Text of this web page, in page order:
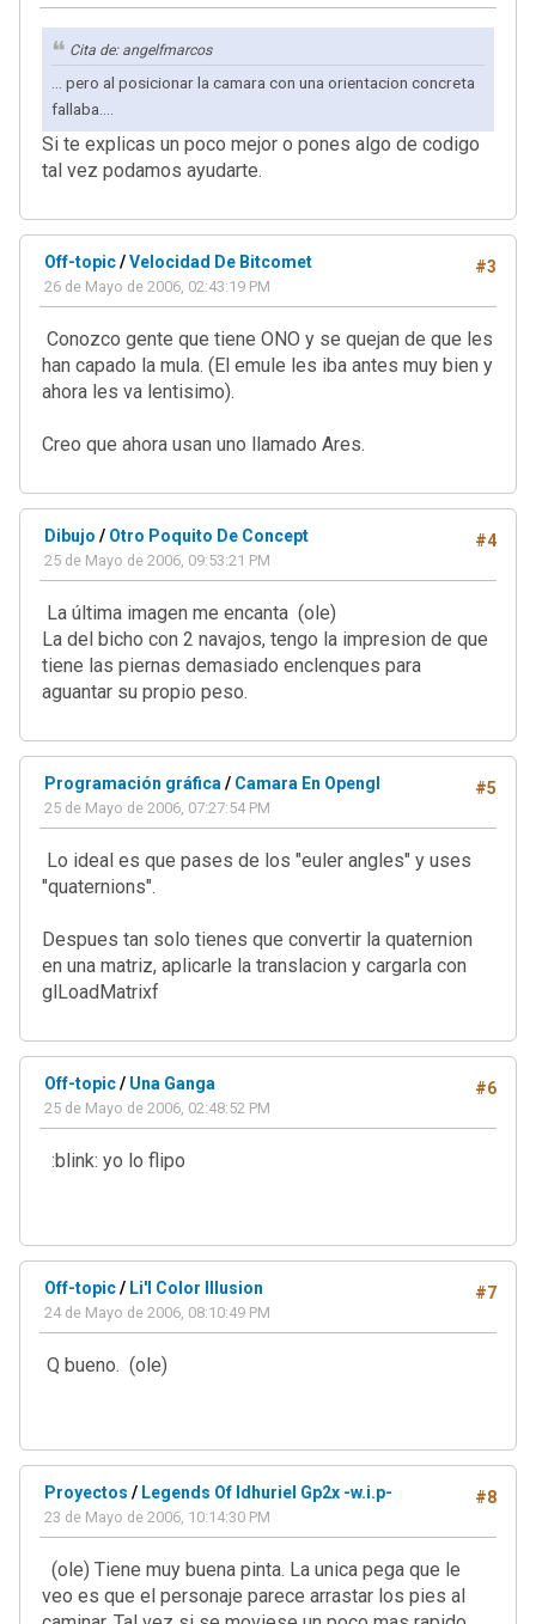
Cita de: angelfmarcos
... pero al posicionar la camara con una orientacion concreta
fallaba....
Si te explicas un poco mejor o pones algo de codigo
tal vez podamos ayudarte.
#3
Off-topic/Velocidad De Bitcomet
26 de Mayo de 2006, 02:43:19 PM
Conozco gente que tiene ONO y se quejan de que les
han capado la mula. (El emule les iba antes muy bien y
ahora les va lentisimo).
Creo que ahora usan uno llamado Ares.
#4
Dibujo / Otro Poquito De Concept
25 de Mayo de 2006, 09:53:21 PM
La última imagen me encanta (ole)
La del bicho con 2 navajos, tengo la impresion de que
tiene las piernas demasiado enclenques para
aguantar su propio peso.
#5
Programación gráfica / Camara En Opengl
25 de Mayo de 2006, 07:27:54 PM
Lo ideal es que pases de los "euler angles" y uses
"quaternions".
Despues tan solo tienes que convertir la quaternion
en una matriz, aplicarle la translacion y cargarla con
glLoadMatrixf
#6
Off-topic/ Una Ganga
25 de Mayo de 2006, 02:48:52 PM
:blink: yo lo flipo
#7
Off-topic/ Li'l Color Illusion
24 de Mayo de 2006, 08:10:49 PM
Q bueno. (ole)
#8
Proyectos / Legends Of Idhuriel Gp2x -w.i.p-
23 de Mayo de 2006, 10:14:30 PM
(ole) Tiene muy buena pinta. La unica pega que le
veo es que el personaje parece arrastar los pies al